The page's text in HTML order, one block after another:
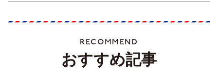
RECOMMEND
おすすめ記事